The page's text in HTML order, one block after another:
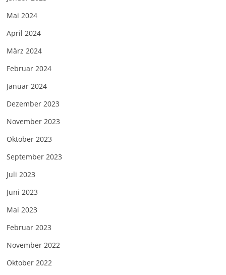
Mai 2024
April 2024
März 2024
Februar 2024
Januar 2024
Dezember 2023
November 2023
Oktober 2023
September 2023
Juli 2023
Juni 2023
Mai 2023
Februar 2023
November 2022
Oktober 2022